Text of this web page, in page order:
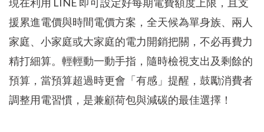
援累進電價與時間電價方案，全天候為單身族、兩人
家庭、小家庭或大家庭的電力開銷把關，不必再費力
精打細算。輕輕動一動手指，隨時檢視支出及剩餘的
預算，當預算超過時更會「有感」提醒，鼓勵消費者
調整用電習慣，是兼顧荷包與減碳的最佳選擇！